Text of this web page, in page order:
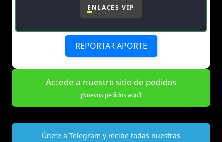
ENLACES VIP
REPORTAR APORTE
Accede a nuestro sitio de pedidos
¡Nuevos pedidos aquí!
Únete a Telegram y recibe todas nuestras